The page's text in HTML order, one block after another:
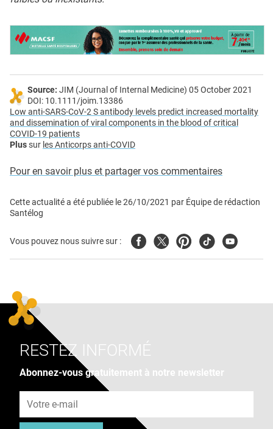
Source: JIM (Journal of Internal Medicine) 05 October 2021
DOI: 10.1111/joim.13386
Low anti-SARS-CoV-2 S antibody levels predict increased mortality
and dissemination of viral components in the blood of critical
COVID-19 patients
Plussur les Anticorps anti-COVID
Pour en savoir plus et partager vos commentaires
Cette actualité a été publiée le26/10/2021 par Équipe de rédaction
Santélog
Vous pouvez nous suivre sur : FacebookTwitterPinterest
TiktokYoutube
RESTEZ INFORMÉ
Abonnez-vous gratuitement à notre newsletter